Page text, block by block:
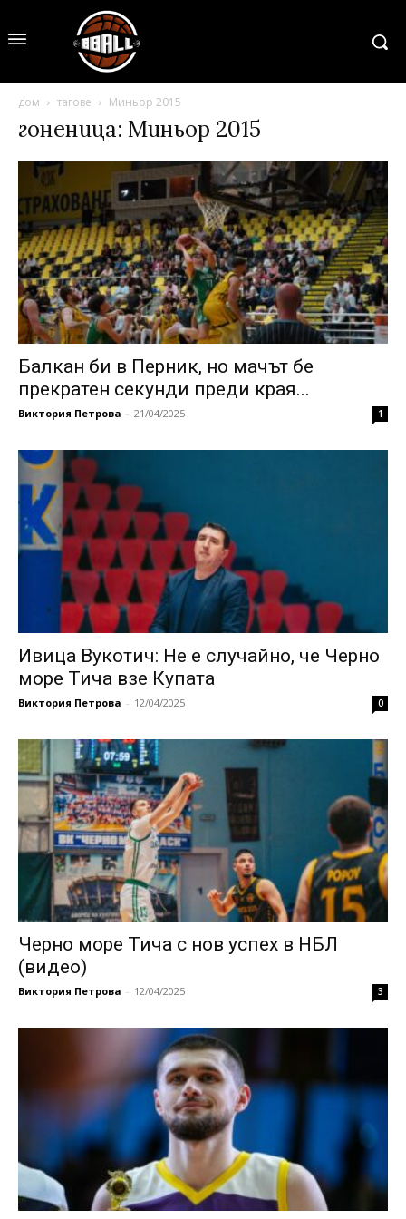
дом тагове Миньор 2015
гоненица: Миньор 2015
Балкан би в Перник, но мачът бе
прекратен секунди преди края...
Виктория Петрова - 21/04/2025 1
Ивица Вукотич: Не е случайно, че Черно
море Тича взе Купата
Виктория Петрова - 12/04/2025 0
Черно море Тича с нов успех в НБЛ
(видео)
Виктория Петрова - 12/04/2025 3